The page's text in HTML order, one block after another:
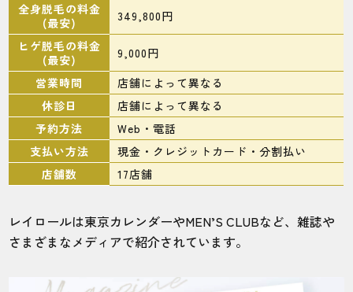
全身脱毛の料金
(最安)
349,800円
ヒゲ脱毛の料金
(最安)
9,000円
営業時間
店舗によって異なる
休診日
店舗によって異なる
予約方法
Web・電話
支払い方法
現金・クレジットカード・分割払い
店舗数
17店舗
レイロールは東京カレンダーやMEN’S CLUBなど、雑誌や
さまざまなメディアで紹介されています。